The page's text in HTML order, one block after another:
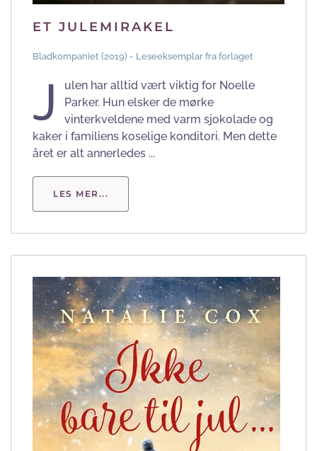
ET JULEMIRAKEL
Bladkompaniet (2019) - Leseeksemplar fra forlaget
J
ulen har alltid vært viktig for Noelle
Parker. Hun elsker de mørke
vinterkveldene med varm sjokolade og
kaker i familiens koselige konditori. Men dette
året er alt annerledes ...
LES MER...